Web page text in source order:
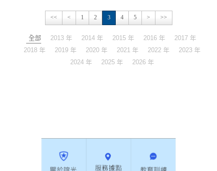
<< < 1 2 3 4 5 > >>
全部 2013 年 2014 年 2015 年 2016 年
2017 年
2018 年
2019 年 2020 年 2021 年 2022 年
2023 年
2024 年
2025 年 2026 年